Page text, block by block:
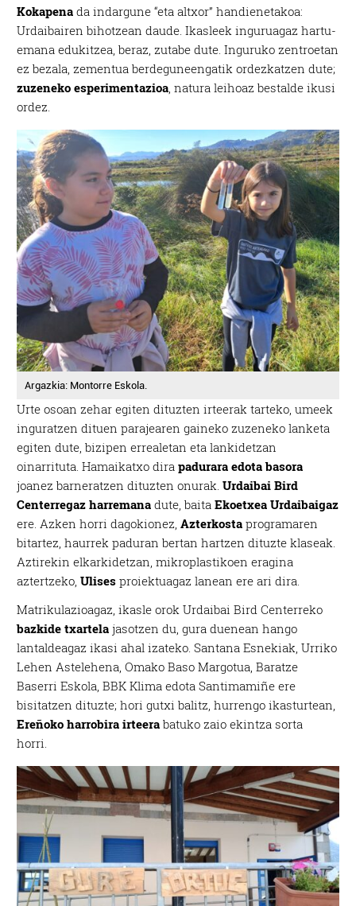
Kokapena da indargune “eta altxor” handienetakoa:
Urdaibairen bihotzean daude. Ikasleek inguruagaz hartu-
emana edukitzea, beraz, zutabe dute. Inguruko zentroetan
ez bezala, zementua berdeguneengatik ordezkatzen dute;
zuzeneko esperimentazioa , natura leihoaz bestalde ikusi
ordez.
Argazkia: Montorre Eskola.
Urte osoan zehar egiten dituzten irteerak tarteko, umeek
inguratzen dituen parajearen gaineko zuzeneko lanketa
egiten dute, bizipen errealetan eta lankidetzan
oinarrituta. Hamaikatxo dira padurara edota basora
joanez barneratzen dituzten onurak.Urdaibai Bird
Centerregaz harremana dute, baitaEkoetxea Urdaibaigaz
ere. Azken horri dagokionez,Azterkosta programaren
bitartez, haurrek paduran bertan hartzen dituzte klaseak.
Aztirekin elkarkidetzan, mikroplastikoen eragina
aztertzeko,Ulises proiektuagaz lanean ere ari dira.
Matrikulazioagaz, ikasle orok Urdaibai Bird Centerreko
bazkide txartela jasotzen du, gura duenean hango
lantaldeagaz ikasi ahal izateko. Santana Esnekiak, Urriko
Lehen Astelehena, Omako Baso Margotua, Baratze
Baserri Eskola, BBK Klima edota Santimamiñe ere
bisitatzen dituzte; hori gutxi balitz, hurrengo ikasturtean,
Ereñoko harrobira irteera batuko zaio ekintza sorta
horri.